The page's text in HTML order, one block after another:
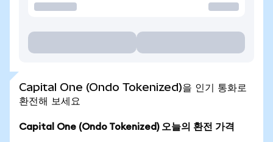
Capital One (Ondo Tokenized)을 인기 통화로
환전해 보세요
Capital One (Ondo Tokenized) 오늘의 환전 가격